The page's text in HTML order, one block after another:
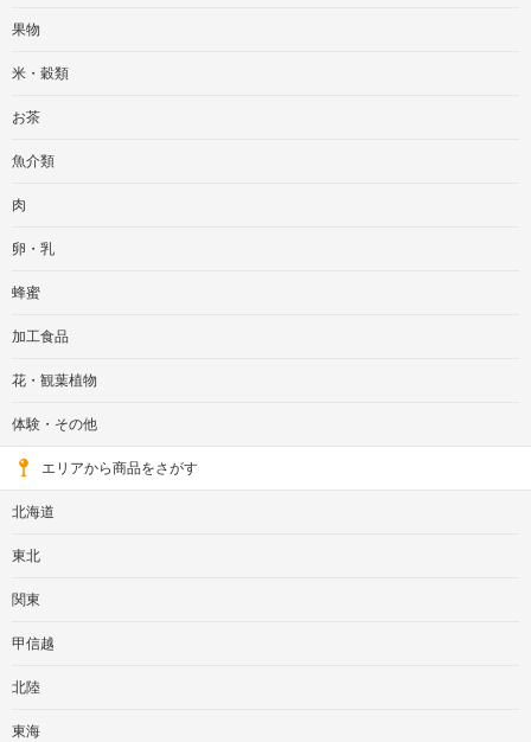
果物
米・穀類
お茶
魚介類
肉
卵・乳
蜂蜜
加工食品
花・観葉植物
体験・その他
エリアから商品をさがす
北海道
東北
関東
甲信越
北陸
東海